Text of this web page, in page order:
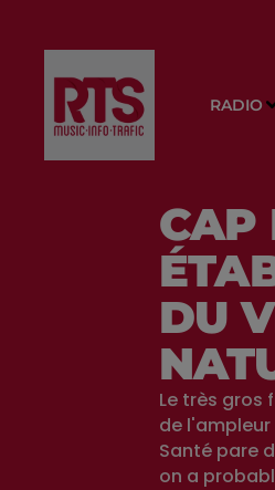
RADIO
CAP
DU
Le très gros
de
Santé pare
on a